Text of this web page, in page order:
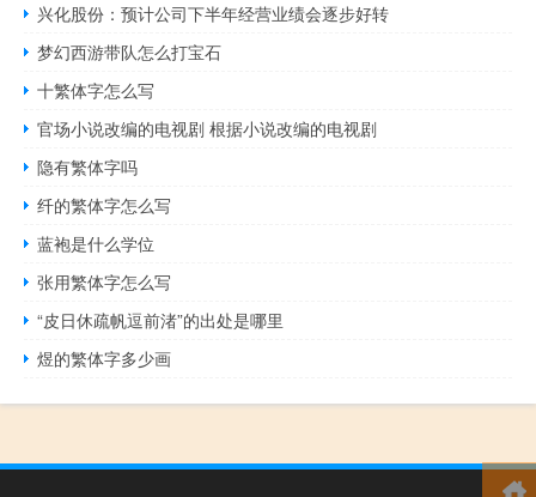
兴化股份：预计公司下半年经营业绩会逐步好转
梦幻西游带队怎么打宝石
十繁体字怎么写
官场小说改编的电视剧 根据小说改编的电视剧
隐有繁体字吗
纤的繁体字怎么写
蓝袍是什么学位
张用繁体字怎么写
“皮日休疏帆逗前渚”的出处是哪里
煜的繁体字多少画